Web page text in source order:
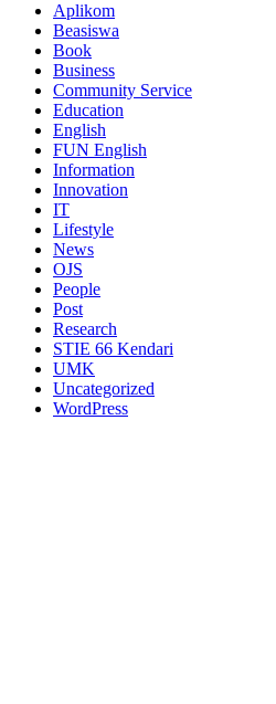
Aplikom
Beasiswa
Book
Business
Community Service
Education
English
FUN English
Information
Innovation
IT
Lifestyle
News
OJS
People
Post
Research
STIE 66 Kendari
UMK
Uncategorized
WordPress